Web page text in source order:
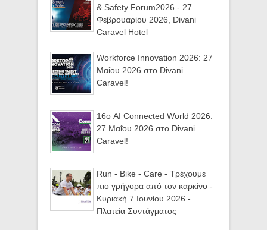
& Safety Forum2026 - 27
Φεβρουαρίου 2026, Divani
Caravel Hotel
Workforce Innovation 2026: 27
Μαΐου 2026 στο Divani
Caravel!
16ο AI Connected World 2026:
27 Μαΐου 2026 στο Divani
Caravel!
Run - Bike - Care - Τρέχουμε
πιο γρήγορα από τον καρκίνο -
Κυριακή 7 Ιουνίου 2026 -
Πλατεία Συντάγματος